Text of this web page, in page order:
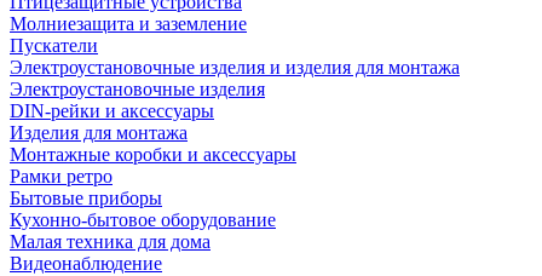
Молниезащита и заземление
Пускатели
Электроустановочные изделия и изделия для монтажа
Электроустановочные изделия
DIN-рейки и аксессуары
Изделия для монтажа
Монтажные коробки и аксессуары
Рамки ретро
Бытовые приборы
Кухонно-бытовое оборудование
Малая техника для дома
Видеонаблюдение